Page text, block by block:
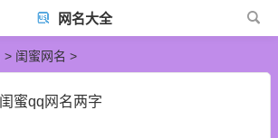
网名大全
> 闺蜜网名 >
闺蜜qq网名两字